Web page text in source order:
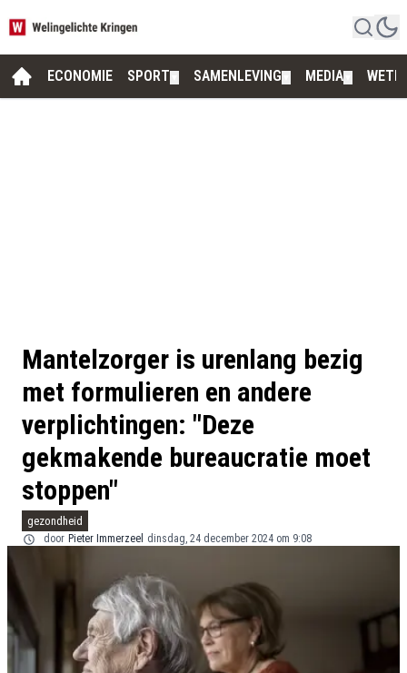
ECONOMIE SPORT SAMENLEVING MEDIA
Mantelzorger is urenlang bezig
met formulieren en andere
verplichtingen: "Deze
gekmakende bureaucratie moet
stoppen"
gezondheid
door Pieter Immerzeel dinsdag, 24 december 2024 om 9:08